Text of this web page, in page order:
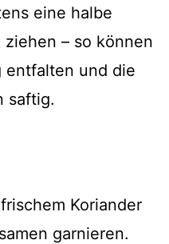
eine halbe
– so können
entfalten und die
saftig.
Koriander
garnieren.